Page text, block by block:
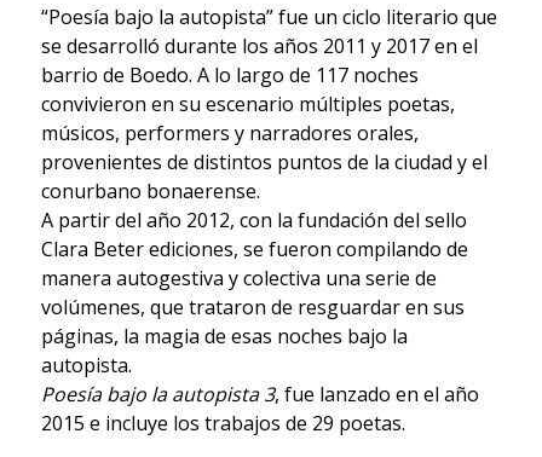
“Poesía bajo la autopista” fue un ciclo literario que
se desarrolló durante los años 2011 y 2017 en el
barrio de Boedo. A lo largo de 117 noches
convivieron en su escenario múltiples poetas,
músicos, performers y narradores orales,
provenientes de distintos puntos de la ciudad y el
conurbano bonaerense.
A partir del año 2012, con la fundación del sello
Clara Beter ediciones, se fueron compilando de
manera autogestiva y colectiva una serie de
volúmenes, que trataron de resguardar en sus
páginas, la magia de esas noches bajo la
autopista.
Poesía bajo la autopista 3, fue lanzado en el año
2015 e incluye los trabajos de 29 poetas.